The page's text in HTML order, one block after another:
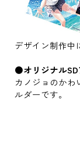
デザイン制作中
●オリジナルSD
カノジョのかわ
ルダーです。